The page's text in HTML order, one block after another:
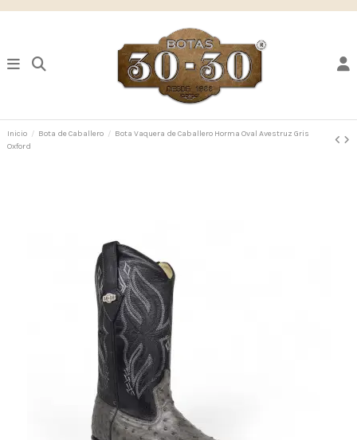
Inicio Bota de Caballero
Bota Vaquera de Caballero Horma Oval Avestruz Gris
Oxford